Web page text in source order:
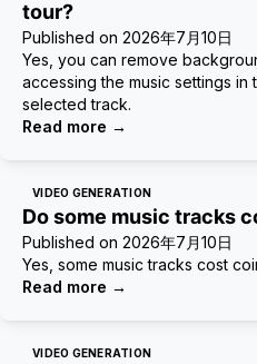
tour?
Published on 2026年7月10日
Yes, you can remove
accessing the music settings
selected track.
Read more →
VIDEO GENERATION
Do some music tracks
Published on 2026年7月10日
Yes, some music tracks cost
Read more →
VIDEO GENERATION